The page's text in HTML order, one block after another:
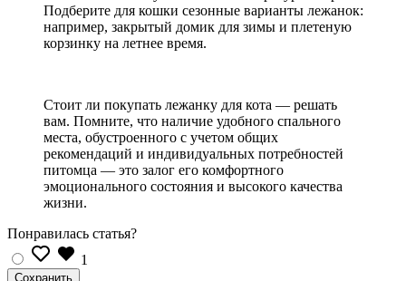
Подберите для кошки сезонные варианты лежанок:
например, закрытый домик для зимы и плетеную
корзинку на летнее время.
Стоит ли покупать лежанку для кота — решать
вам. Помните, что наличие удобного спального
места, обустроенного с учетом общих
рекомендаций и индивидуальных потребностей
питомца — это залог его комфортного
эмоционального состояния и высокого качества
жизни.
Понравилась статья?
1